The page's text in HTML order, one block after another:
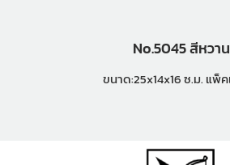
No.5045 สีหวาน
ขนาด:25x14x16 ซ.ม. แพ็คเกิ้ง (8